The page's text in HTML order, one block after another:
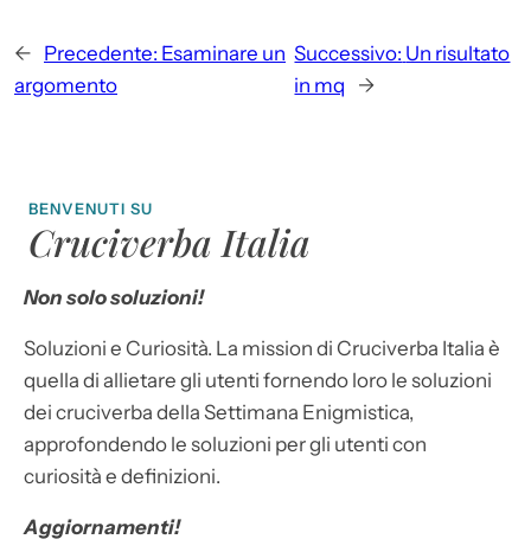
← Precedente: Esaminare un
argomento
Successivo: Un risultato
in mq
→
BENVENUTI SU
Cruciverba Italia
Non solo soluzioni!
Soluzioni e Curiosità. La mission di Cruciverba Italia è
quella di allietare gli utenti fornendo loro le soluzioni
dei cruciverba della Settimana Enigmistica,
approfondendo le soluzioni per gli utenti con
curiosità e definizioni.
Aggiornamenti!